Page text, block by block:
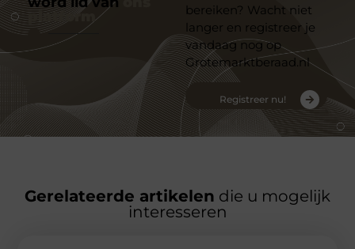
platform
bereiken? Wacht niet
langer en registreer je
vandaag nog op
Grotemarktberaad.nl
Registreer nu!
Gerelateerde artikelen die u mogelijk
interesseren